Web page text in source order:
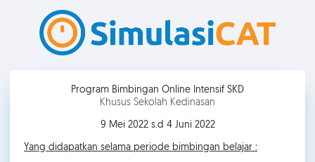
Program Bimbingan Online Intensif SKD
Khusus Sekolah Kedinasan
9 Mei 2022 s.d 4 Juni 2022
Yang didapatkan selama periode bimbingan belajar :